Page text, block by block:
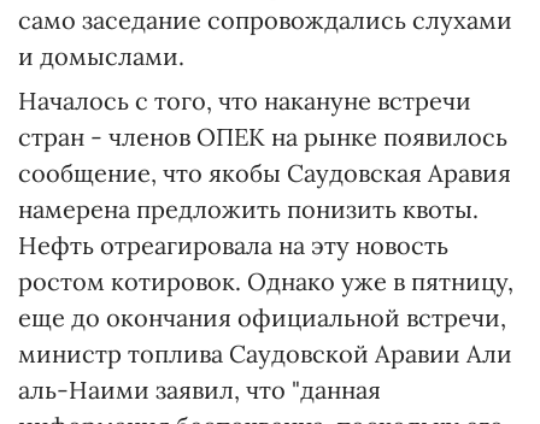
само заседание сопровождались слухами
и домыслами.
Началось с того, что накануне встречи
стран - членов ОПЕК на рынке появилось
сообщение, что якобы Саудовская Аравия
намерена предложить понизить квоты.
Нефть отреагировала на эту новость
ростом котировок. Однако уже в пятницу,
еще до окончания официальной встречи,
министр топлива Саудовской Аравии Али
аль-Наими заявил, что "данная